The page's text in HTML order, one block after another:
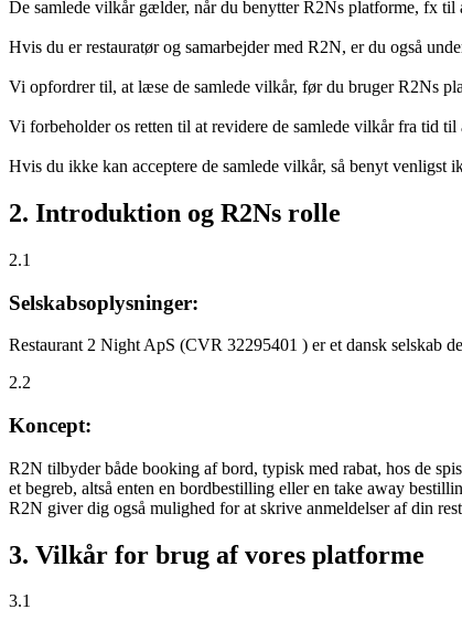
De samlede vilkår gælder, når du benytter R2Ns platforme, fx
Hvis du er restauratør og samarbejder med R2N, er du også
Vi opfordrer til, at læse de samlede vilkår, før du bruger R2Ns
Vi forbeholder os retten til at revidere de samlede vilkår fra tid
Hvis du ikke kan acceptere de samlede vilkår, så benyt venligst
2. Introduktion og R2Ns rolle
2.1
Selskabsoplysninger:
Restaurant 2 Night ApS (CVR 32295401 ) er et dansk selskab
2.2
Koncept:
R2N tilbyder både booking af bord, typisk med rabat, hos de
et begreb, altså enten en bordbestilling eller en take away
R2N giver dig også mulighed for at skrive anmeldelser af din
3. Vilkår for brug af vores platforme
3.1